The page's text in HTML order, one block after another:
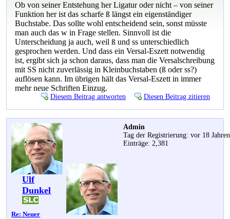
Ob von seiner Entstehung her Ligatur oder nicht – von seiner
Funktion her ist das scharfe ß längst ein eigenständiger
Buchstabe. Das sollte wohl entscheidend sein, sonst müsste
man auch das w in Frage stellen. Sinnvoll ist die
Unterscheidung ja auch, weil ß und ss unterschiedlich
gesprochen werden. Und dass ein Versal-Eszett notwendig
ist, ergibt sich ja schon daraus, dass man die Versalschreibung
mit SS nicht zuverlässig in Kleinbuchstaben (ß oder ss?)
auflösen kann. Im übrigen hält das Versal-Eszett in immer
mehr neue Schriften Einzug.
Diesem Beitrag antworten Diesen Beitrag zitieren
Ulf
Dunkel
Re: Neuer
Admin
Tag der Registrierung: vor 18 Jahren
Einträge: 2,381